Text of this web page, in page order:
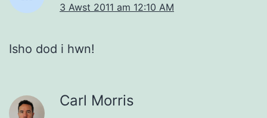
3 Awst 2011 am 12:10 AM
Isho dod i hwn!
Carl Morris